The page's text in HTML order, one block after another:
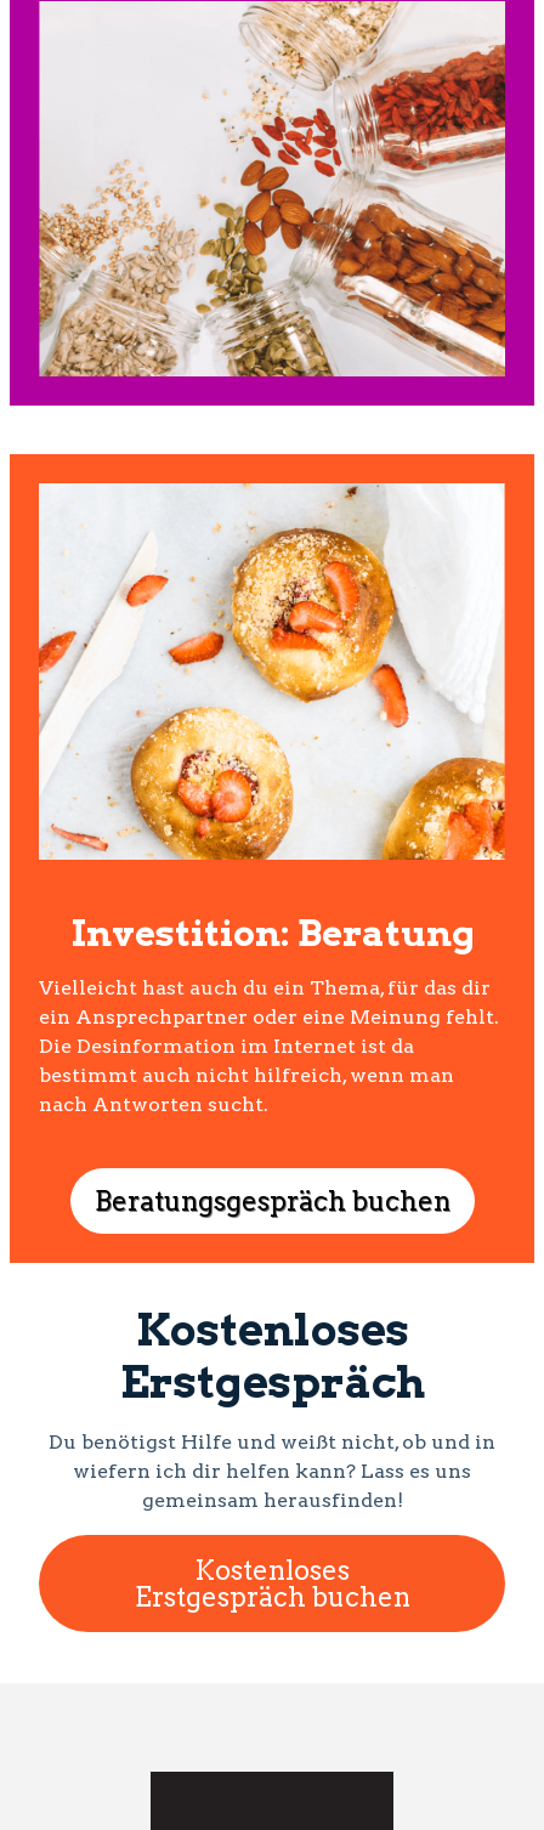
Investition: Beratung
Vielleicht hast auch du ein Thema, für das dir
ein Ansprechpartner oder eine Meinung fehlt.
Die Desinformation im Internet ist da
bestimmt auch nicht hilfreich, wenn man
nach Antworten sucht.
Beratungsgespräch buchen
Kostenloses
Erstgespräch
Du benötigst Hilfe und weißt nicht, ob und in
wiefern ich dir helfen kann? Lass es uns
gemeinsam herausfinden!
Kostenloses
Erstgespräch buchen